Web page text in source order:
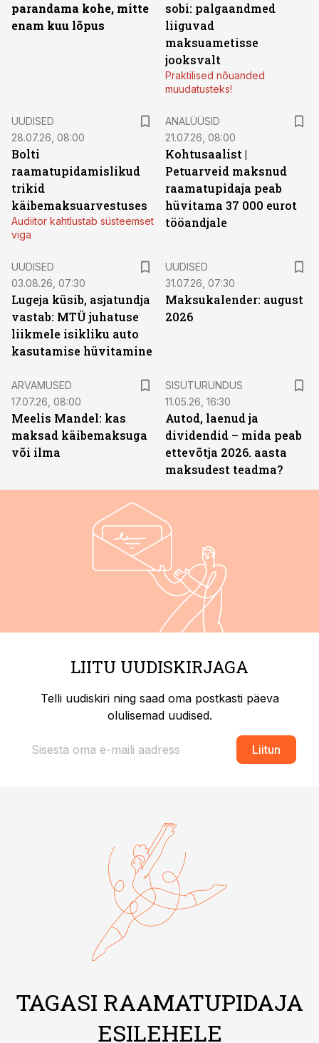
parandama kohe, mitte
enam kuu lõpus
sobi: palgaandmed
liiguvad
maksuametisse
jooksvalt
Praktilised nõuanded
muudatusteks!
UUDISED
28.07.26, 08:00
Bolti
raamatupidamislikud
trikid
käibemaksuarvestuses
Audiitor kahtlustab süsteemset
viga
ANALÜÜSID
21.07.26, 08:00
Kohtusaalist |
Petuarveid maksnud
raamatupidaja peab
hüvitama 37 000 eurot
tööandjale
UUDISED
03.08.26, 07:30
Lugeja küsib, asjatundja
vastab: MTÜ juhatuse
liikmele isikliku auto
kasutamise hüvitamine
UUDISED
31.07.26, 07:30
Maksukalender: august
2026
ARVAMUSED
17.07.26, 08:00
Meelis Mandel: kas
maksad käibemaksuga
või ilma
SISUTURUNDUS
11.05.26, 16:30
Autod, laenud ja
dividendid – mida peab
ettevõtja 2026. aasta
maksudest teadma?
LIITU UUDISKIRJAGA
Telli uudiskiri ning saad oma postkasti päeva
olulisemad uudised.
Liitun
TAGASI RAAMATUPIDAJA
ESILEHELE